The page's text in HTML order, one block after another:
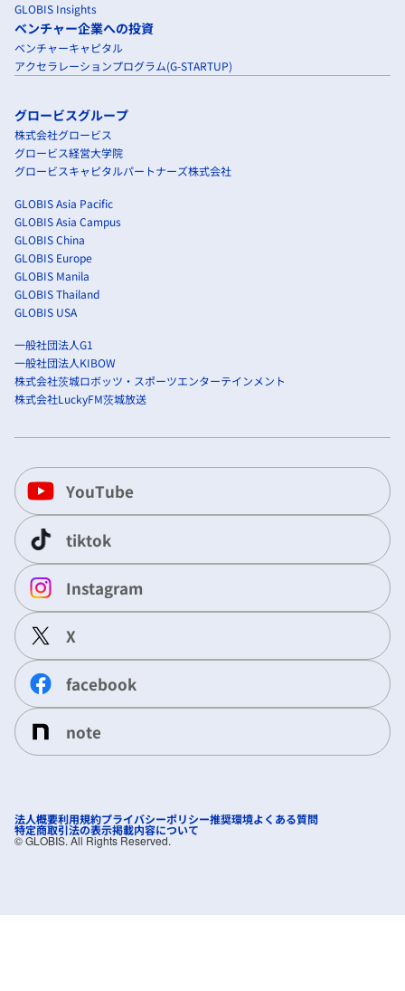
GLOBIS Insights
ベンチャー企業への投資
ベンチャーキャピタル
アクセラレーションプログラム(G-STARTUP)
グロービスグループ
株式会社グロービス
グロービス経営大学院
グロービスキャピタルパートナーズ株式会社
GLOBIS Asia Pacific
GLOBIS Asia Campus
GLOBIS China
GLOBIS Europe
GLOBIS Manila
GLOBIS Thailand
GLOBIS USA
一般社団法人G1
一般社団法人KIBOW
株式会社茨城ロボッツ・スポーツエンターテインメント
株式会社LuckyFM茨城放送
YouTube
tiktok
Instagram
X
facebook
note
法人概要利用規約プライバシーポリシー推奨環境よくある質問
特定商取引法の表示掲載内容について
©︎ GLOBIS. All Rights Reserved.